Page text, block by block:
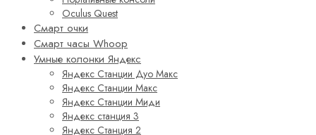
Oculus Quest
Смарт очки
Смарт часы Whoop
Умные колонки Яндекс
Яндекс Станции Дуо Макс
Яндекс Станции Макс
Яндекс Станции Миди
Яндекс станция 3
Яндекс Станция 2